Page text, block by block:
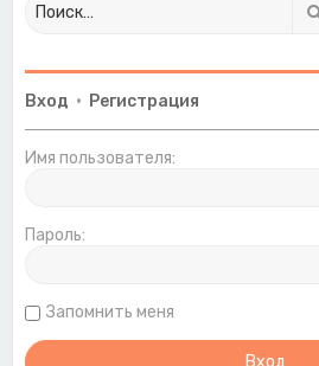
Вход • Регистрация
Имя пользователя:
Пароль:
Запомнить меня